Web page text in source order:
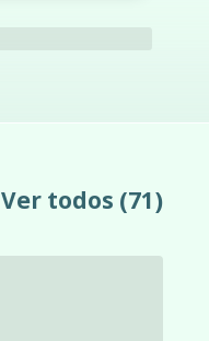
Ver todos (71)